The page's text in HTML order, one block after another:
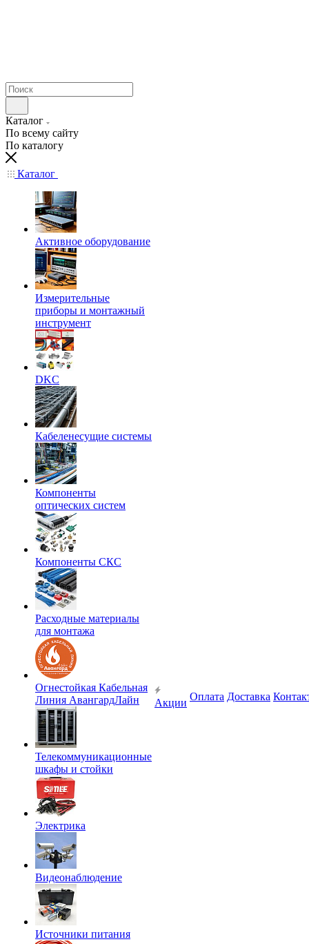
Каталог
По всему сайту
По каталогу
Каталог
Активное оборудование
Измерительные
приборы и монтажный
инструмент
DKC
Кабеленесущие системы
Компоненты
оптических систем
Компоненты СКС
Расходные материалы
для монтажа
Огнестойкая Кабельная
Линия АвангардЛайн
Телекоммуникационные
шкафы и стойки
Электрика
Видеонаблюдение
Источники питания
Акции
Оплата Доставка